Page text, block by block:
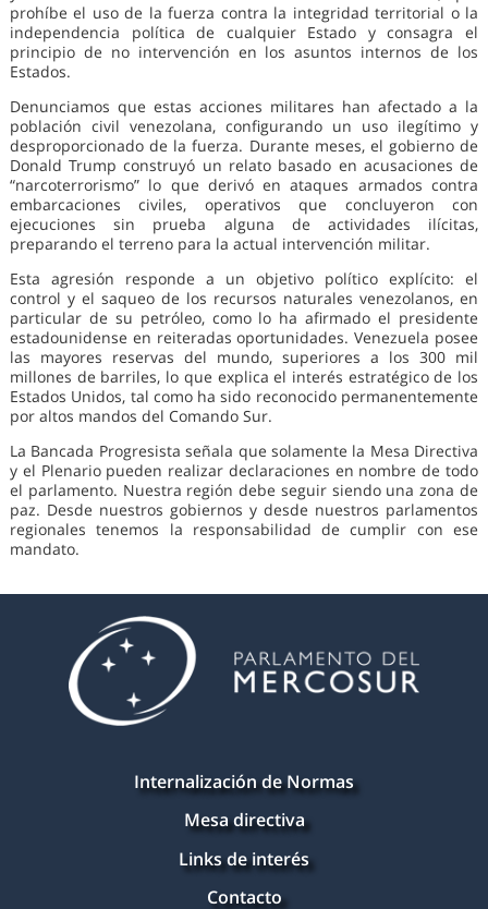
prohíbe el uso de la fuerza contra la integridad territorial o la
independencia política de cualquier Estado y consagra el
principio de no intervención en los asuntos internos de los
Estados.
Denunciamos que estas acciones militares han afectado a la
población civil venezolana, configurando un uso ilegítimo y
desproporcionado de la fuerza. Durante meses, el gobierno de
Donald Trump construyó un relato basado en acusaciones de
“narcoterrorismo” lo que derivó en ataques armados contra
embarcaciones civiles, operativos que concluyeron con
ejecuciones sin prueba alguna de actividades ilícitas,
preparando el terreno para la actual intervención militar.
Esta agresión responde a un objetivo político explícito: el
control y el saqueo de los recursos naturales venezolanos, en
particular de su petróleo, como lo ha afirmado el presidente
estadounidense en reiteradas oportunidades. Venezuela posee
las mayores reservas del mundo, superiores a los 300 mil
millones de barriles, lo que explica el interés estratégico de los
Estados Unidos, tal como ha sido reconocido permanentemente
por altos mandos del Comando Sur.
La Bancada Progresista señala que solamente la Mesa Directiva
y el Plenario pueden realizar declaraciones en nombre de todo
el parlamento. Nuestra región debe seguir siendo una zona de
paz. Desde nuestros gobiernos y desde nuestros parlamentos
regionales tenemos la responsabilidad de cumplir con ese
mandato.
Internalización de Normas
Mesa directiva
Links de interés
Contacto